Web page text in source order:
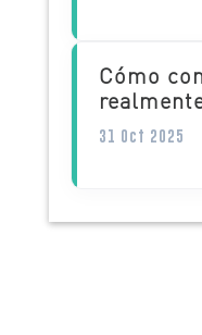
Cómo
31 Oct 2025